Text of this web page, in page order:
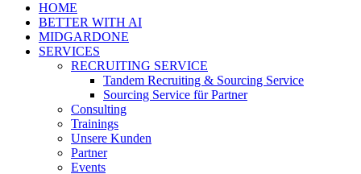
HOME
BETTER WITH AI
MIDGARDONE
SERVICES
RECRUITING SERVICE
Tandem Recruiting & Sourcing Service
Sourcing Service für Partner
Consulting
Trainings
Unsere Kunden
Partner
Events